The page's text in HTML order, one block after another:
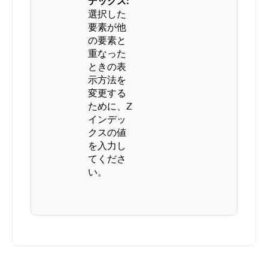
選択した
要素が他
の要素と
重なった
ときの表
示方法を
変更する
ために、Z
インデッ
クスの値
を入力し
てくださ
い。